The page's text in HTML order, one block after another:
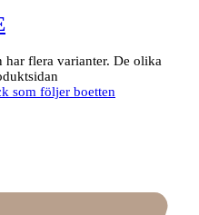
har flera varianter. De olika